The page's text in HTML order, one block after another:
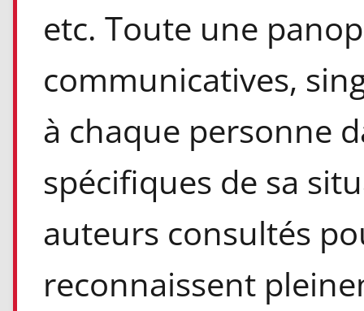
etc. Toute une
communicatives,
à chaque personne
spécifiques de sa
auteurs consultés
reconnaissent